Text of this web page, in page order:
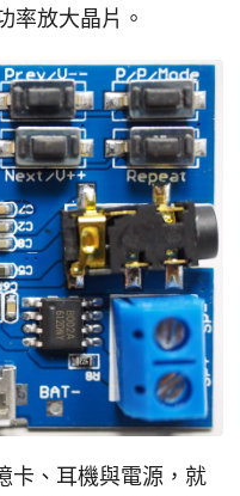
率放大晶片。
卡、耳機與電源，就